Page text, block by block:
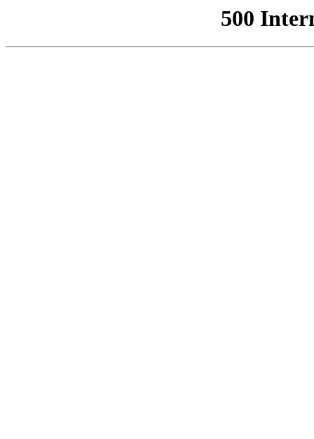
500